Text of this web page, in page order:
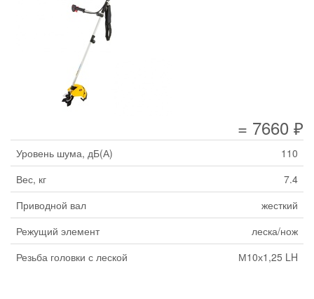
= 7660 ₽
Уровень шума, дБ(А)
110
Вес, кг
7.4
Приводной вал
жесткий
Режущий элемент
леска/нож
Резьба головки с леской
М10х1,25 LH